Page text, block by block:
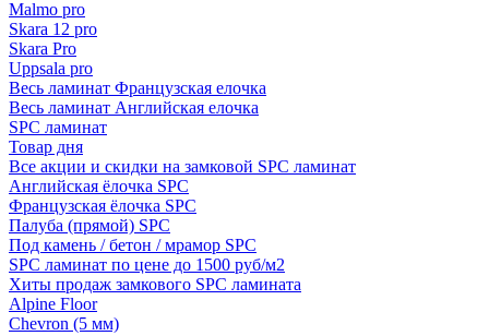
Malmo pro
Skara 12 pro
Skara Pro
Uppsala pro
Весь ламинат Французская елочка
Весь ламинат Английская елочка
SPC ламинат
Товар дня
Все акции и скидки на замковой SPC ламинат
Английская ёлочка SPC
Французская ёлочка SPC
Палуба (прямой) SPC
Под камень / бетон / мрамор SPC
SPC ламинат по цене до 1500 руб/м2
Хиты продаж замкового SPC ламината
Alpine Floor
Chevron (5 мм)